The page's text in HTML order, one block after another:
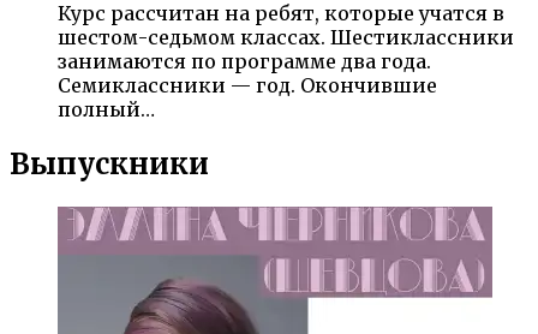
Курс рассчитан на ребят, которые учатся в
шестом-седьмом классах. Шестиклассники
занимаются по программе два года.
Семиклассники — год. Окончившие
полный…
Выпускники